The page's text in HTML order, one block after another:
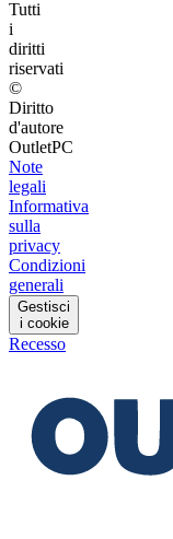
Tutti
i
diritti
riservati
©
Diritto
d'autore
OutletPC
Note
legali
Informativa
sulla
privacy
Condizioni
generali
Gestisci
i cookie
Recesso